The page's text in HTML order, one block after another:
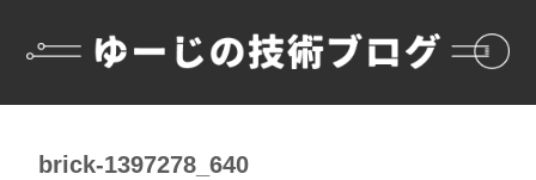
brick-1397278_640